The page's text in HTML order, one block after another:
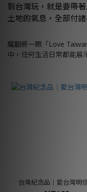
到台灣玩，就是要帶
土地的氣息，全部付
魔翻將一顆「Love
中，任何生活日常都能展
台灣紀念品│愛台灣明